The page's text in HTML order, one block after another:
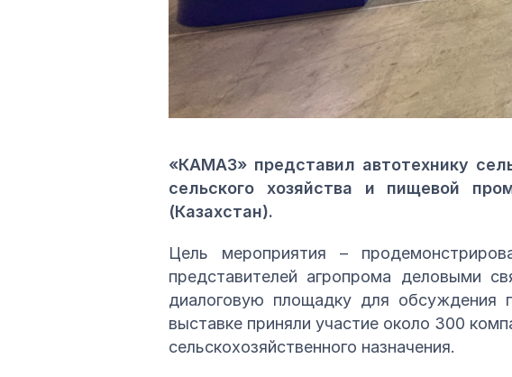
«КАМАЗ» представил автотехнику
сельского хозяйства и пищевой
(Казахстан).
Цель мероприятия –
представителей агропрома деловыми
диалоговую площадку для
выставке приняли участие около 300
сельскохозяйственного назначения.